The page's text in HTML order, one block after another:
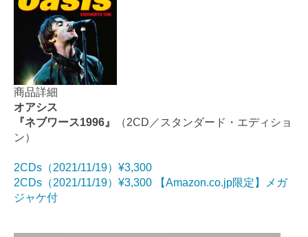
商品詳細
オアシス
『ネブワース1996』
（2CD／スタンダード・エディショ
ン）
2CDs（2021/11/19）¥3,300
2CDs（2021/11/19）¥3,300 【Amazon.co.jp限定】メガ
ジャケ付